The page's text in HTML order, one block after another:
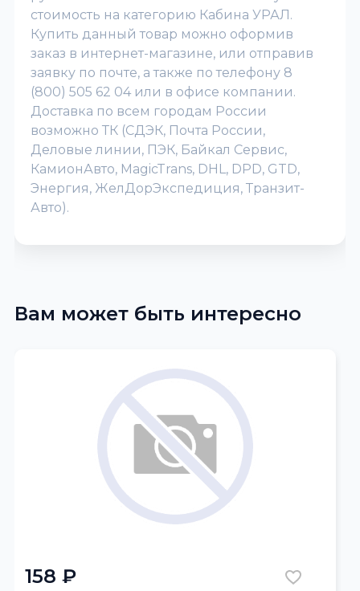
стоимость на категорию Кабина УРАЛ.
Купить данный товар можно оформив
заказ в интернет-магазине, или отправив
заявку по почте, а также по телефону 8
(800) 505 62 04 или в офисе компании.
Доставка по всем городам России
возможно ТК (СДЭК, Почта России,
Деловые линии, ПЭК, Байкал Сервис,
КамионАвто, MagicTrans, DHL, DPD, GTD,
Энергия, ЖелДорЭкспедиция, Транзит-
Авто).
Вам может быть интересно
158 ₽